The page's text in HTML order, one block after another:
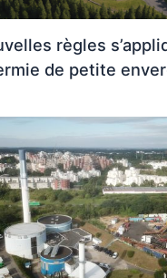
règles
de petite